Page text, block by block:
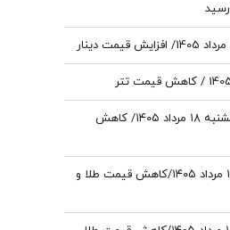
قیمت بیت‌کوین و اتریوم امروز یکشنبه ۱۸ مرداد ۱۴۰۵/ کاهش
قیمت طلا و سکه امروز یکشنبه ۱۸ مرداد ۱۴۰۵/کاهش قیمت طلا و